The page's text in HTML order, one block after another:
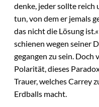
denke, jeder sollte
tun, von dem er jemals
das nicht die Lösung
schienen wegen seiner
gegangen zu sein. Doch
Polarität, dieses
Trauer, welches Carrey
Erdballs macht.